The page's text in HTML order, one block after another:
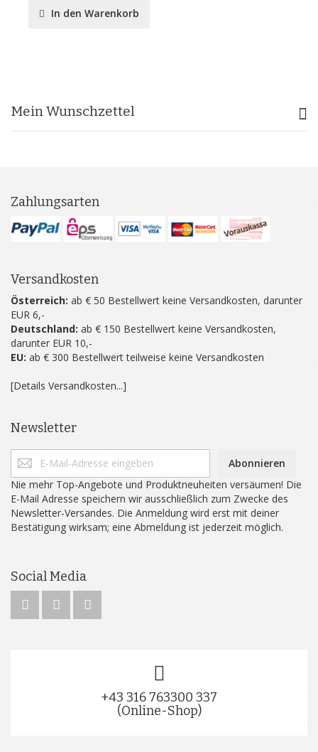
In den Warenkorb
Mein Wunschzettel
Zahlungsarten
Versandkosten
Österreich: ab € 50 Bestellwert keine Versandkosten, darunter
EUR 6,-
Deutschland: ab € 150 Bestellwert keine Versandkosten,
darunter EUR 10,-
EU: ab € 300 Bestellwert teilweise keine Versandkosten
[Details Versandkosten...]
Newsletter
Abonnieren
Nie mehr Top-Angebote und Produktneuheiten versäumen! Die
E-Mail Adresse speichern wir ausschließlich zum Zwecke des
Newsletter-Versandes. Die Anmeldung wird erst mit deiner
Bestätigung wirksam; eine Abmeldung ist jederzeit möglich.
Social Media
+43 316 763300 337
(Online-Shop)